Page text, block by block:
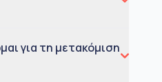
για τη μετακόμιση